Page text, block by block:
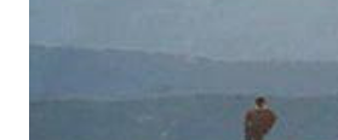
सजिलोको लागि राखिदिएको मात्र हौँ ।
सर्जक हुनुहुन्छ र गित संगित यहाँबाट